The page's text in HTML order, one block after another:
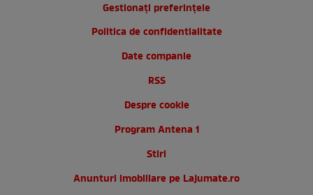
Gestionați preferințele
Politica de confidentialitate
Date companie
RSS
Despre cookie
Program Antena 1
Stiri
Anunturi imobiliare pe Lajumate.ro